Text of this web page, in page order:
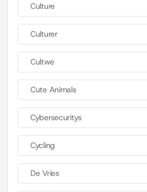
Culture
Culturer
Cultwe
Cute Animals
Cybersecuritys
Cycling
De Vries